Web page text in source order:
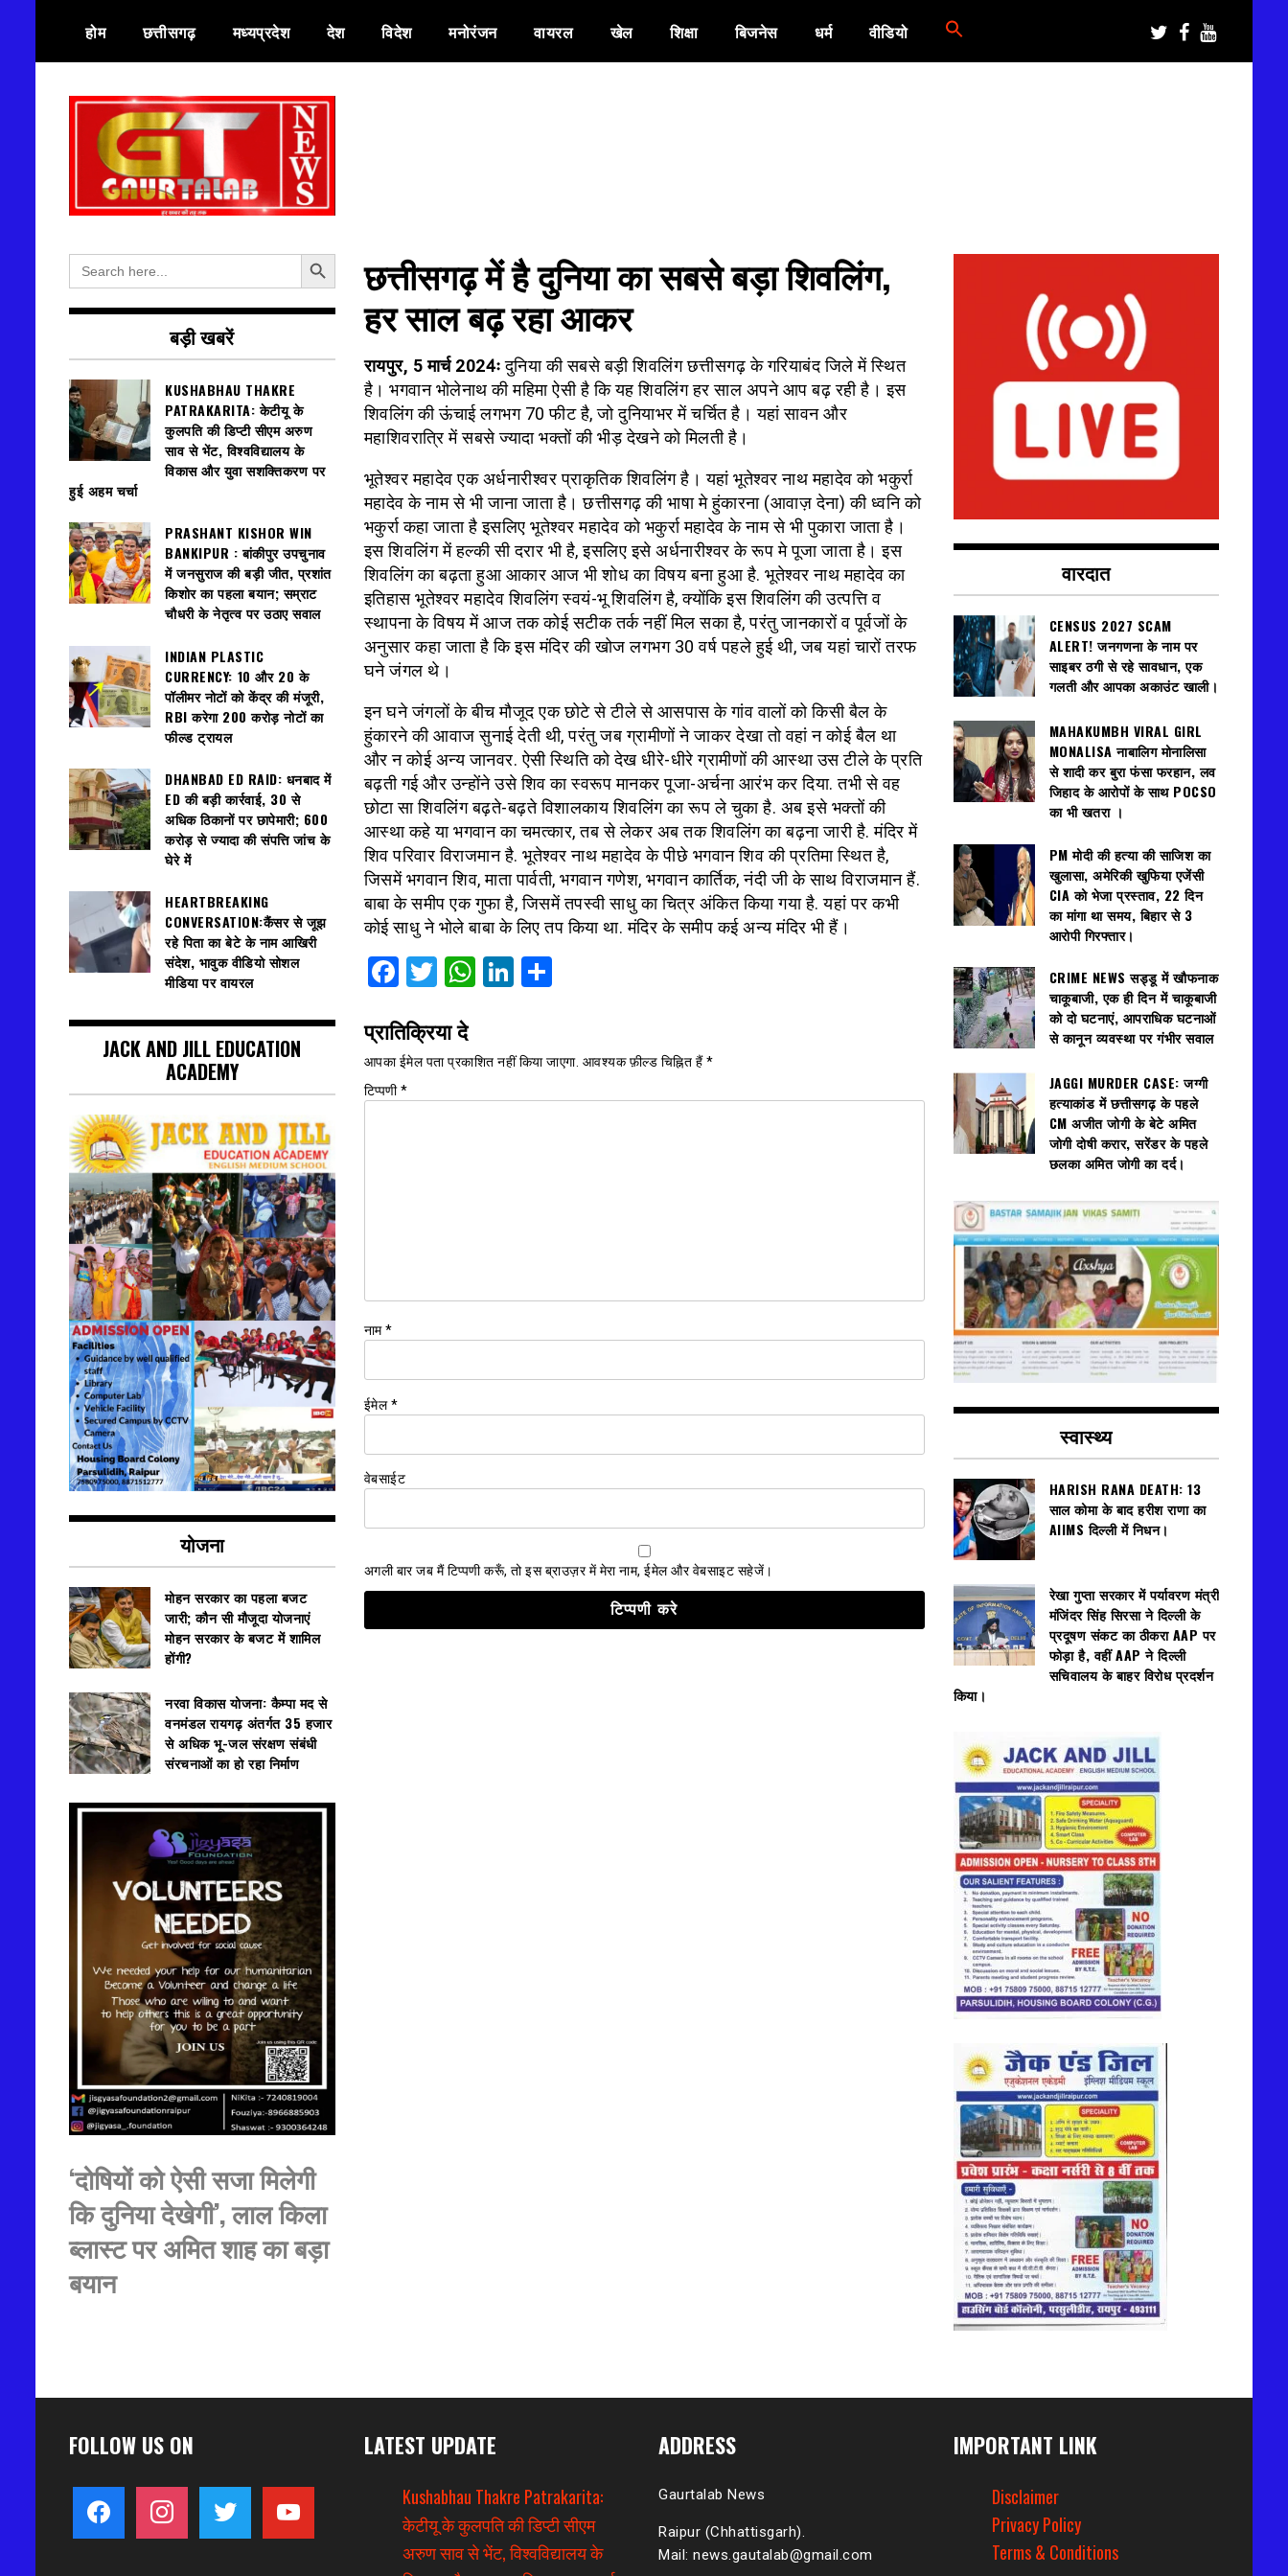
content
होम छत्तीसगढ़ मध्यप्रदेश देश विदेश मनोरंजन वायरल खेल शिक्षा बिजनेस धर्म वीडियो
गौरतलब न्यूज
छत्तीसगढ़ में है दुनिया का सबसे बड़ा शिवलिंग,
हर साल बढ़ रहा आकर
रायपुर, 5 मार्च 2024ःदुनिया की सबसे बड़ी शिवलिंग छत्तीसगढ़ के गरियाबंद जिले में स्थित
है। भगवान भोलेनाथ की महिमा ऐसी है कि यह शिवलिंग हर साल अपने आप बढ़ रही है। इस
शिवलिंग की ऊंचाई लगभग 70 फीट है, जो दुनियाभर में चर्चित है। यहां सावन और
महाशिवरात्रि में सबसे ज्यादा भक्तों की भीड़ देखने को मिलती है।
भूतेश्वर महादेव एक अर्धनारीश्वर प्राकृतिक शिवलिंग है। यहां भूतेश्वर नाथ महादेव को भकुर्रा
महादेव के नाम से भी जाना जाता है। छत्तीसगढ़ की भाषा मे हुंकारना (आवाज़ देना) की ध्वनि को
भकुर्रा कहा जाता है इसलिए भूतेश्वर महादेव को भकुर्रा महादेव के नाम से भी पुकारा जाता है।
इस शिवलिंग में हल्की सी दरार भी है, इसलिए इसे अर्धनारीश्वर के रूप मे पूजा जाता है। इस
शिवलिंग का बढ़ता हुआ आकार आज भी शोध का विषय बना हुआ है. भूतेश्वर नाथ महादेव का
इतिहास भूतेश्वर महादेव शिवलिंग स्वयं-भू शिवलिंग है, क्योंकि इस शिवलिंग की उत्पत्ति व
स्थापना के विषय में आज तक कोई सटीक तर्क नहीं मिल सका है, परंतु जानकारों व पूर्वजों के
अनुसार कहा जाता है कि इस मंदिर की खोज लगभग 30 वर्ष पहले हुई थी, जब यहां चारों तरफ
घने जंगल थे।
इन घने जंगलों के बीच मौजूद एक छोटे से टीले से आसपास के गांव वालों को किसी बैल के
हुंकारने की आवाज सुनाई देती थी, परंतु जब ग्रामीणों ने जाकर देखा तो वहां न कोई बैल था
और न कोई अन्य जानवर. ऐसी स्थिति को देख धीरे-धीरे ग्रामीणों की आस्था उस टीले के प्रति
बढ़ती गई और उन्होंने उसे शिव का स्वरूप मानकर पूजा-अर्चना आरंभ कर दिया. तभी से वह
छोटा सा शिवलिंग बढ़ते-बढ़ते विशालकाय शिवलिंग का रूप ले चुका है. अब इसे भक्तों की
आस्था कहे या भगवान का चमत्कार, तब से लेकर अब तक शिवलिंग का बढ़ना जारी है. मंदिर में
शिव परिवार विराजमान है. भूतेश्वर नाथ महादेव के पीछे भगवान शिव की प्रतिमा स्थित है,
जिसमें भगवान शिव, माता पार्वती, भगवान गणेश, भगवान कार्तिक, नंदी जी के साथ विराजमान हैं.
बाबा के समीप एक गुफा है, जिसमें तपस्वी साधु का चित्र अंकित किया गया है. यहां पर कभी
कोई साधु ने भोले बाबा के लिए तप किया था. मंदिर के समीप कई अन्य मंदिर भी हैं।
Facebook
Twitter
WhatsApp
LinkedIn
Share
प्रातिक्रिया दे
आपका ईमेल पता प्रकाशित नहीं किया जाएगा. आवश्यक फ़ील्ड चिह्नित हैं*
टिप्पणी*
नाम*
ईमेल*
वेबसाईट
अगली बार जब मैं टिप्पणी करूँ, तो इस ब्राउज़र में मेरा नाम, ईमेल और वेबसाइट सहेजें।
Search
for:
Search Button
बड़ी खबरें
KUSHABHAU THAKRE
PATRAKARITA: केटीयू के
कुलपति की डिप्टी सीएम अरुण
साव से भेंट, विश्वविद्यालय के
विकास और युवा सशक्तिकरण पर
हुई अहम चर्चा
PRASHANT KISHOR WIN
BANKIPUR : बांकीपुर उपचुनाव
में जनसुराज की बड़ी जीत, प्रशांत
किशोर का पहला बयान; सम्राट
चौधरी के नेतृत्व पर उठाए सवाल
INDIAN PLASTIC
CURRENCY: ₹10 और ₹20 के
पॉलीमर नोटों को केंद्र की मंजूरी,
RBI करेगा 200 करोड़ नोटों का
फील्ड ट्रायल
DHANBAD ED RAID: धनबाद में
ED की बड़ी कार्रवाई, 30 से
अधिक ठिकानों पर छापेमारी; 600
करोड़ से ज्यादा की संपत्ति जांच के
घेरे में
HEARTBREAKING
CONVERSATION:कैंसर से जूझ
रहे पिता का बेटे के नाम आखिरी
संदेश, भावुक वीडियो सोशल
मीडिया पर वायरल
JACK AND JILL EDUCATION
ACADEMY
योजना
मोहन सरकार का पहला बजट
जारी; कौन सी मौजूदा योजनाएं
मोहन सरकार के बजट में शामिल
होंगी?
नरवा विकास योजना: कैम्पा मद से
वनमंडल रायगढ़ अंतर्गत 35 हजार
से अधिक भू-जल संरक्षण संबंधी
संरचनाओं का हो रहा निर्माण
‘दोषियों को ऐसी सजा मिलेगी
कि दुनिया देखेगी’, लाल किला
ब्लास्ट पर अमित शाह का बड़ा
बयान
वारदात
CENSUS 2027 SCAM
ALERT! जनगणना के नाम पर
साइबर ठगी से रहे सावधान, एक
गलती और आपका अकाउंट खाली।
MAHAKUMBH VIRAL GIRL
MONALISA नाबालिग मोनालिसा
से शादी कर बुरा फंसा फरहान, लव
जिहाद के आरोपों के साथ POCSO
का भी खतरा ।
PM मोदी की हत्या की साजिश का
खुलासा, अमेरिकी खुफिया एजेंसी
CIA को भेजा प्रस्ताव, 22 दिन
का मांगा था समय, बिहार से 3
आरोपी गिरफ्तार।
CRIME NEWS सड्डू में खौफनाक
चाकूबाजी, एक ही दिन में चाकूबाजी
को दो घटनाएं, आपराधिक घटनाओं
से कानून व्यवस्था पर गंभीर सवाल
JAGGI MURDER CASE: जग्गी
हत्याकांड में छत्तीसगढ़ के पहले
CM अजीत जोगी के बेटे अमित
जोगी दोषी करार, सरेंडर के पहले
छलका अमित जोगी का दर्द।
स्वास्थ्य
HARISH RANA DEATH: 13
साल कोमा के बाद हरीश राणा का
AIIMS दिल्ली में निधन।
रेखा गुप्ता सरकार में पर्यावरण मंत्री
मंजिंदर सिंह सिरसा ने दिल्ली के
प्रदूषण संकट का ठीकरा AAP पर
फोड़ा है, वहीं AAP ने दिल्ली
सचिवालय के बाहर विरोध प्रदर्शन
किया।
FOLLOW US ON
facebook instagram twitter youtube
LATEST UPDATE
Kushabhau Thakre Patrakarita:
केटीयू के कुलपति की डिप्टी सीएम
अरुण साव से भेंट, विश्वविद्यालय के
ADDRESS
Gaurtalab News
Raipur (Chhattisgarh).
Mail: news.gautalab@gmail.com
IMPORTANT LINK
Disclaimer
Privacy Policy
Terms & Conditions